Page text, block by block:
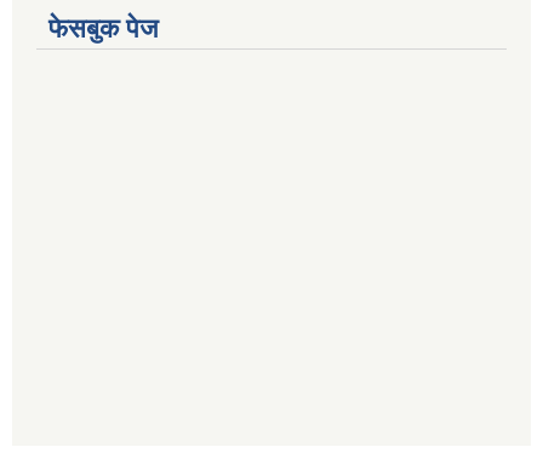
फेसबुक पेज